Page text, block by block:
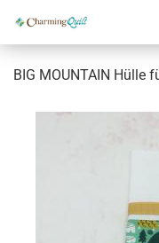
BIG MOUNTAIN Hülle